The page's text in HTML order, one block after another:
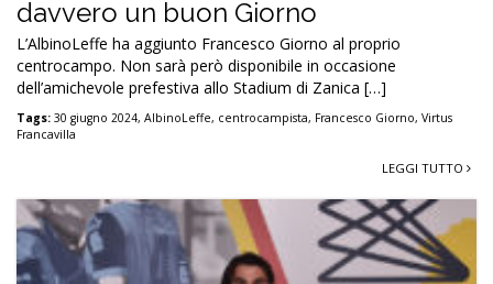
davvero un buon Giorno
L’AlbinoLeffe ha aggiunto Francesco Giorno al proprio
centrocampo. Non sarà però disponibile in occasione
dell’amichevole prefestiva allo Stadium di Zanica […]
Tags: 30 giugno 2024, AlbinoLeffe, centrocampista, Francesco Giorno, Virtus
Francavilla
LEGGI TUTTO